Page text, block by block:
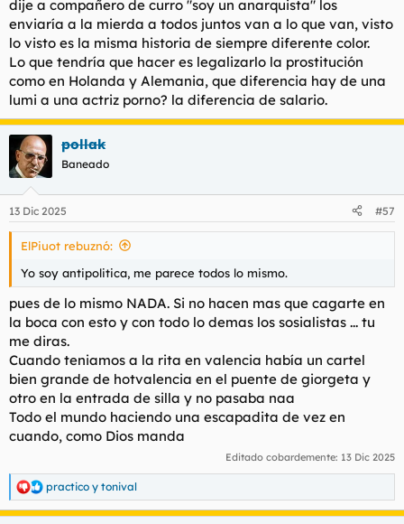
dije a compañero de curro "soy un anarquista" los
enviaría a la mierda a todos juntos van a lo que van, visto
lo visto es la misma historia de siempre diferente color.
Lo que tendría que hacer es legalizarlo la prostitución
como en Holanda y Alemania, que diferencia hay de una
lumi a una actriz porno? la diferencia de salario.
pollak
Baneado
13 Dic 2025 #57
ElPiuot rebuznó:
Yo soy antipolitica, me parece todos lo mismo.
pues de lo mismo NADA. Si no hacen mas que cagarte en
la boca con esto y con todo lo demas los sosialistas ... tu
me diras.
Cuando teniamos a la rita en valencia había un cartel
bien grande de hotvalencia en el puente de giorgeta y
otro en la entrada de silla y no pasaba naa
Todo el mundo haciendo una escapadita de vez en
cuando, como Dios manda
Editado cobardemente: 13 Dic 2025
R
e
a
practico y tonival